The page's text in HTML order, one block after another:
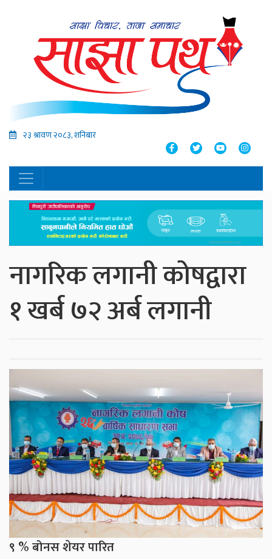
२३ श्रावण २०८३, शनिबार
नागरिक लगानी कोषद्वारा
१ खर्ब ७२ अर्ब लगानी
९ % बोनस शेयर पारित